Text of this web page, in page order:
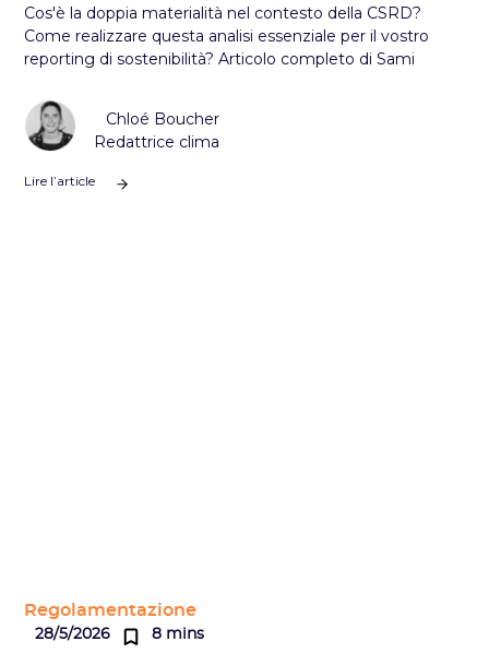
Cos'è la doppia materialità nel contesto della CSRD?
Come realizzare questa analisi essenziale per il vostro
reporting di sostenibilità? Articolo completo di Sami
Chloé Boucher
Redattrice clima
Lire l’article
Regolamentazione
28/5/2026 8 mins